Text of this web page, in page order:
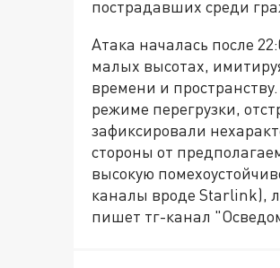
пострадавших среди
Атака началась после
малых высотах,
времени и
режиме перегрузки,
зафиксировали
стороны от
высокую
каналы вроде Starlink),
пишет тг-канал